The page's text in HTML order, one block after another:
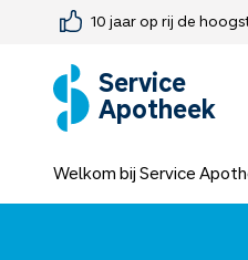
10 jaar op rij de
Service
Apotheek
Farmaceutisch consult
Medicijn-APK
Welkom bij Service